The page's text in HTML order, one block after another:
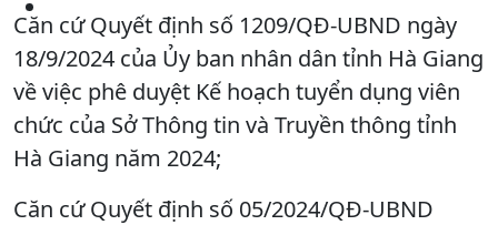
Căn cứ Quyết định số 1209/QĐ-UBND ngày
18/9/2024 của Ủy ban nhân dân tỉnh Hà Giang
về việc phê duyệt Kế hoạch tuyển dụng viên
chức của Sở Thông tin và Truyền thông tỉnh
Hà Giang năm 2024;
Căn cứ Quyết định số 05/2024/QĐ-UBND